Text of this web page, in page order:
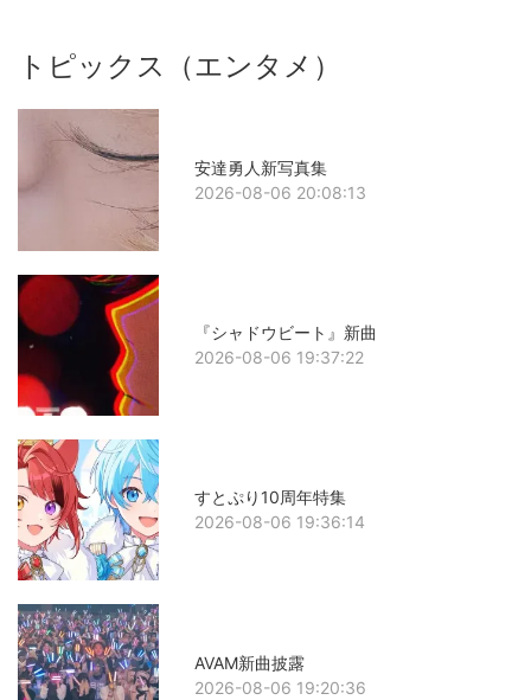
トピックス（エンタメ）
安達勇人新写真集
2026-08-06 20:08:13
『シャドウビート』新曲
2026-08-06 19:37:22
すとぷり10周年特集
2026-08-06 19:36:14
AVAM新曲披露
2026-08-06 19:20:36